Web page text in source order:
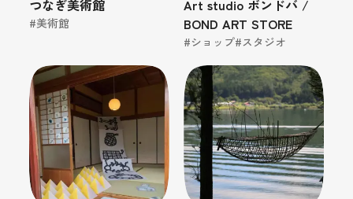
つなぎ美術館
#美術館
Art studio ボンドバ /
BOND ART STORE
#ショップ#スタジオ